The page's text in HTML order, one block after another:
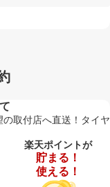
取付店へ直送！タイヤ
楽天ポイントが
貯まる！
使える！